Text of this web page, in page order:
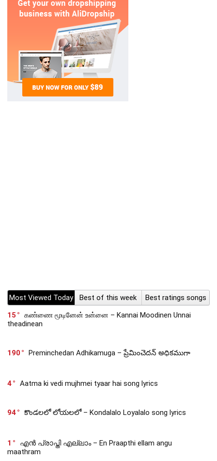
Most Viewed Today Best of this week
Best ratings songs
15
கண்ணை மூடினேன் உன்னை – Kannai Moodinen Unnai
theadinean
190 Preminchedan Adhikamuga – ప్రేమించెదన్ అధికముగా
4 Aatma ki vedi mujhmei tyaar hai song lyrics
94 కొండలలో లోయలలో – Kondalalo Loyalalo song lyrics
1
എൻ പ്രാപ്തി എല്ലാം – En Praapthi ellam angu
maathram